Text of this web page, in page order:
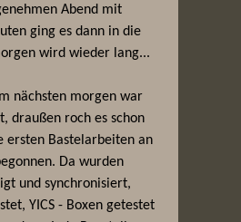
Abend mit
ging es dann in die
wird wieder lang...
nächsten morgen war
draußen roch es schon
ersten Bastelarbeiten an
Da wurden
und synchronisiert,
YICS - Boxen getestet